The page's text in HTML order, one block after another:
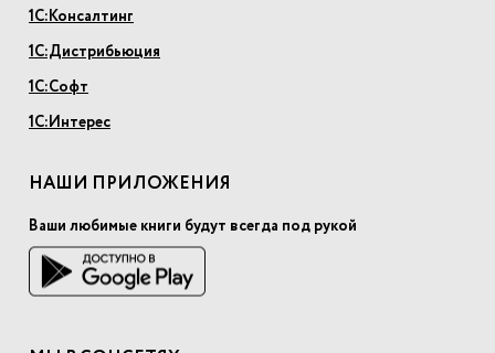
1С:Консалтинг
1С:Дистрибьюция
1С:Софт
1С:Интерес
НАШИ ПРИЛОЖЕНИЯ
Ваши любимые книги будут всегда под рукой